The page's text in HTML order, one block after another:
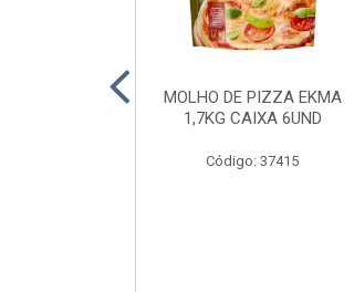
MOLHO DE PIZZA EKMA
1,7KG CAIXA 6UND
Código: 37415